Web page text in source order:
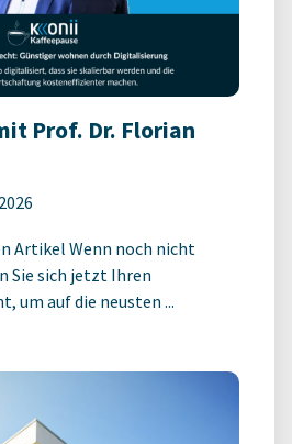
Prof. Dr. Florian
Artikel Wenn noch nicht
Sie sich jetzt Ihren
um auf die neusten ...